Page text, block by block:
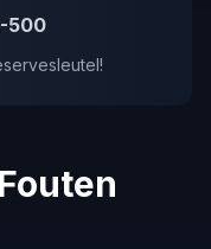
500